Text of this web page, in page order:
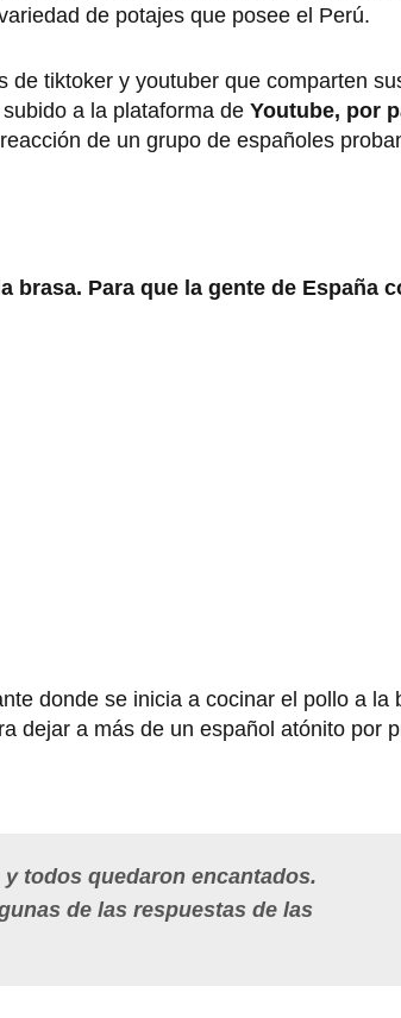
de potajes que posee el Perú.
de tiktoker y youtuber que comparten
a la plataforma de Youtube, por
de un grupo de españoles
Para que la gente de España
donde se inicia a cocinar el pollo a la
dejar a más de un español atónito por
todos quedaron encantados.
de las respuestas de las